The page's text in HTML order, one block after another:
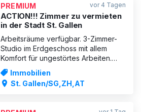
nächsten Umgebu
PREMIUM vor 4 Tagen
ACTION!!! Zimmer zu vermieten
in der Stadt St. Gallen
Arbeitsräume verfügbar. 3-Zimmer-
Studio im Erdgeschoss mit allem
Komfort für ungestörtes Arbeiten.
Gute Preise und ein fester
Kundenstamm. Kontaktieren Sie mich,
falls Sie Fragen oder Bedenken
Immobilien
St. Gallen/SG,ZH,AT